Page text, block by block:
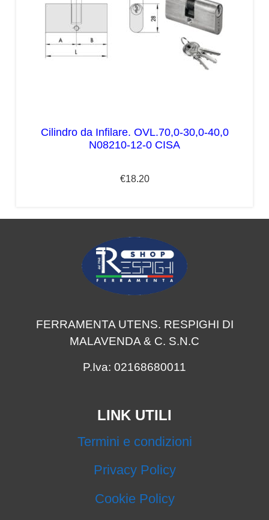
Cilindro da Infilare. OVL.70,0-30,0-40,0
N08210-12-0 CISA
€18.20
FERRAMENTA UTENS. RESPIGHI DI
MALAVENDA & C. S.N.C
P.Iva: 02168680011
LINK UTILI
Termini e condizioni
Privacy Policy
Cookie Policy